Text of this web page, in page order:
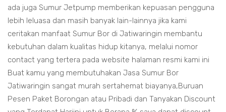
ada juga Sumur Jetpump memberikan kepuasan pengguna
lebih leluasa dan masih banyak lain-lainnya jika kami
ceritakan manfaat Sumur Bor di Jatiwaringin membantu
kebutuhan dalam kualitas hidup kitanya, melalui nomor
contact yang tertera pada website halaman resmi kami ini
Buat kamu yang membutuhakan Jasa Sumur Bor
Jatiwaringin sangat murah sertahemat biayanya,Buruan
Pesen Paket Borongan atau Pribadi dan Tanyakan Discount